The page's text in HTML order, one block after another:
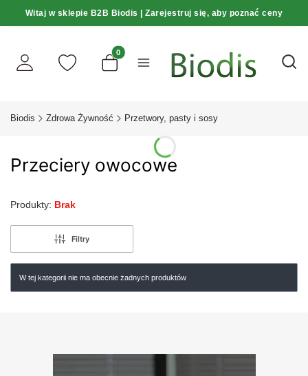
Witaj w sklepie B2B Biodis | Zarejestruj się, aby poznać ceny
Produkty w koszyku: 0. Zobacz szczegóły
Biodis Zdrowa Żywność Przetwory, pasty i sosy
Przeciery owocowe
Produkty: Brak
Filtry
W tej kategorii nie ma obecnie żadnych produktów